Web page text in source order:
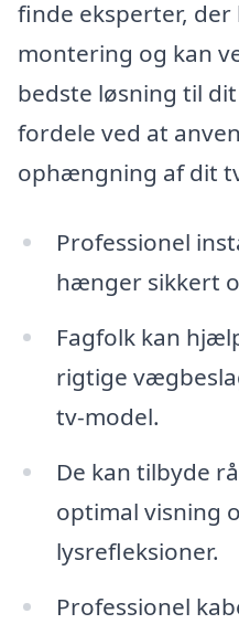
finde eksperter,
montering og kan
bedste løsning til
fordele ved at
ophængning af dit
Professionel
hænger sikkert
Fagfolk kan
rigtige
tv-model.
De kan tilbyde
optimal visning
lysrefleksioner.
Professionel